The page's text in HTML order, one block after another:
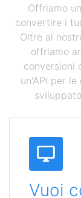
Offriamo
convertire i
Oltre al
offriamo
conversioni
un'API per
Vuoi